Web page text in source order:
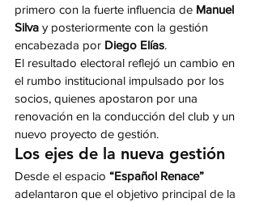
primero con la fuerte influencia de Manuel
Silva y posteriormente con la gestión
encabezada por Diego Elías.
El resultado electoral reflejó un cambio en
el rumbo institucional impulsado por los
socios, quienes apostaron por una
renovación en la conducción del club y un
nuevo proyecto de gestión.
Los ejes de la nueva gestión
Desde el espacio “Español Renace”
adelantaron que el objetivo principal de la